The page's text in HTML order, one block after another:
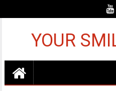
YOUR